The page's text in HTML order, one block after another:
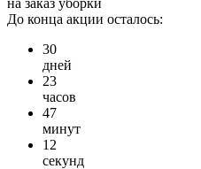
на заказ уборки
До конца акции осталось:
30
дней
23
часов
47
минут
1 2
секунд